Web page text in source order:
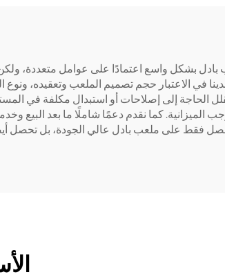
لدينا في الاعتبار حجم تصميم الملعب وتعقيده،
الحاجة إلى إصلاحات أو استبدال مكلفة في
الميزانية. كما نقدم دعمًا شاملًا ما بعد